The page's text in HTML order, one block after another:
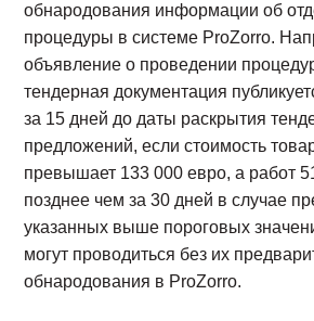
обнародования информации об
процедуры в системе ProZorro.
объявление о проведении
тендерная документация
за 15 дней до даты раскрытия
предложений, если стоимость
превышает 133 000 евро, а работ
позднее чем за 30 дней в случае
указанных выше пороговых
могут проводиться без их
обнародования в ProZorro.